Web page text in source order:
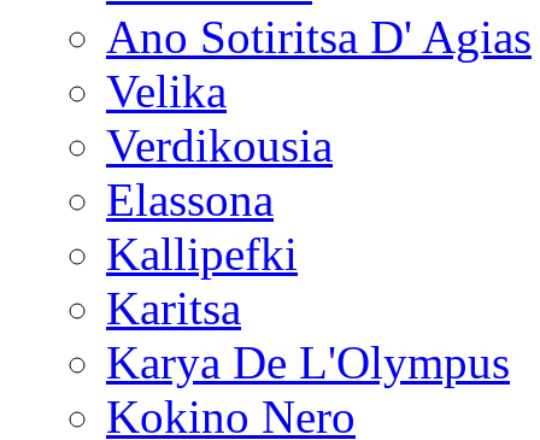
Ano Sotiritsa D' Agias
Velika
Verdikousia
Elassona
Kallipefki
Karitsa
Karya De L'Olympus
Kokino Nero